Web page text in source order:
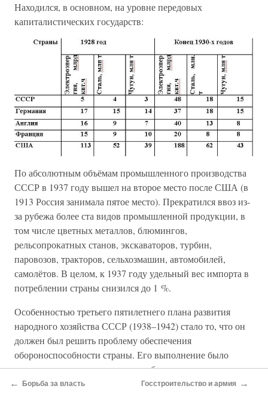
Находился, в основном, на уровне передовых
капиталистических государств:
По абсолютным объёмам промышленного производства
СССР в 1937 году вышел на второе место после США (в
1913 Россия занимала пятое место). Прекратился ввоз из-
за рубежа более ста видов промышленной продукции, в
том числе цветных металлов, блюмингов,
рельсопрокатных станов, экскаваторов, турбин,
паровозов, тракторов, сельхозмашин, автомобилей,
самолётов. В целом, к 1937 году удельный вес импорта в
потреблении страны снизился до 1 %.
Особенностью третьего пятилетнего плана развития
народного хозяйства СССР (1938–1942) стало то, что он
должен был решить проблему обеспечения
обороноспособности страны. Его выполнение было
осложнено как внутренними проблемами, проявившими
себя во второй половине 1930-х, так и изменением
← Борьба за власть Госстроительство и армия →